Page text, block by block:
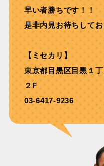
早い者勝ちです！！
是非内見お待ちしてお
【ミセカリ】
東京都目黒区目黒１
２F
03-6417-9236